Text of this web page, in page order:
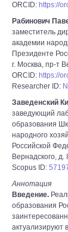
ORCID: https://
Рабинович
заместитель
академии
Президенте
г. Москва, пр-т
ORCID: https://
Researcher ID:
Заведенский
заведующий
образования
народного
Российской
Вернадского, д.
Scopus ID:
Аннотация
Введение.
образования
актуализируют